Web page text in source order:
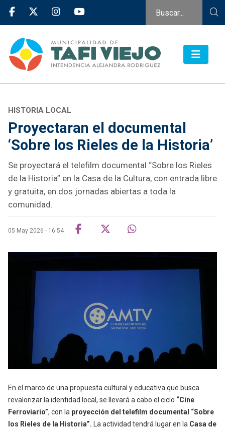
HISTORIA LOCAL
Proyectaran el documental
‘Sobre los Rieles de la Historia’
Se proyectará el telefilm documental “Sobre los Rieles
de la Historia” en la Casa de la Cultura, con entrada libre
y gratuita, en dos jornadas abiertas a toda la
comunidad.
05 May 2026 - 16:54
En el marco de una propuesta cultural y educativa que busca
revalorizar la identidad local, se llevará a cabo el ciclo “Cine
Ferroviario”, con la proyección del telefilm documental “Sobre
los Rieles de la Historia”. La actividad tendrá lugar en la Casa de